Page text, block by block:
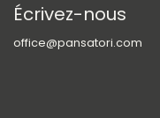
Écrivez-nous
office@pansatori.com